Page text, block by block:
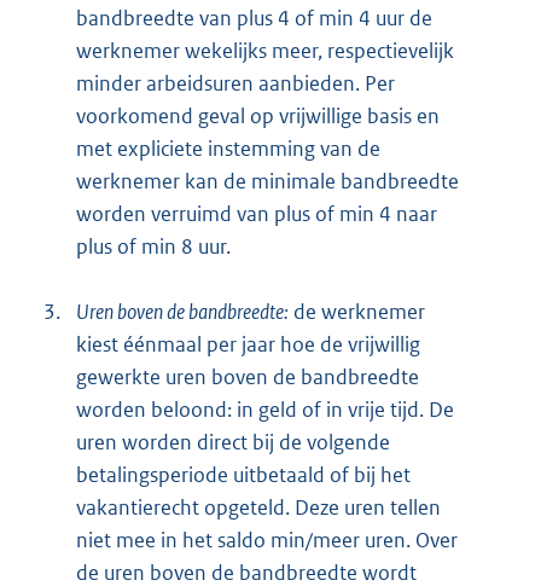
bandbreedte van plus 4 of min 4 uur de
werknemer wekelijks meer, respectievelijk
minder arbeidsuren aanbieden. Per
voorkomend geval op vrijwillige basis en
met expliciete instemming van de
werknemer kan de minimale bandbreedte
worden verruimd van plus of min 4 naar
plus of min 8 uur.
3. Uren boven de bandbreedte: de werknemer
kiest éénmaal per jaar hoe de vrijwillig
gewerkte uren boven de bandbreedte
worden beloond: in geld of in vrije tijd. De
uren worden direct bij de volgende
betalingsperiode uitbetaald of bij het
vakantierecht opgeteld. Deze uren tellen
niet mee in het saldo min/meer uren. Over
de uren boven de bandbreedte wordt